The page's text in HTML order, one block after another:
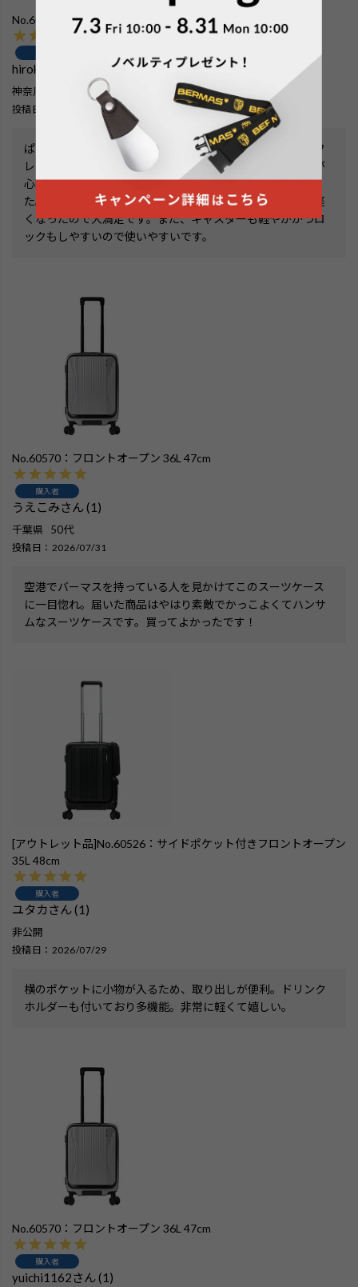
No.60540：ファスナー37L 48cm
hirokin
神奈川県 男性
投稿日 2026/07/31
ぱっと見、これまで使っていた機内持ち込みサイズの他社フ
レーム式のスーツケースよりかなり小さく見えたので容量が
心配でしたが、荷物を積み込んでみると同じだけ入りまし
た。同じだけ入ってサイズが小ぶりになったのと、かなり軽
くなったので大満足です。また、キャスターも軽やかかつロ
ックもしやすいので使いやすいです。
No.60570：フロントオープン 36L 47cm
購入者
うえこみ 1
千葉県 50代
投稿日 2026/07/31
空港でバーマスを持っている人を見かけてこのスーツケース
に一目惚れ。届いた商品はやはり素敵でかっこよくてハンサ
ムなスーツケースです。買ってよかったです！
[アウトレット品]No.60526：サイドポケット付きフロントオープン
35L 48cm
購入者
ユタカ 1
非公開
投稿日 2026/07/29
横のポケットに小物が入るため、取り出しが便利。ドリンク
ホルダーも付いており多機能。非常に軽くて嬉しい。
No.60570：フロントオープン 36L 47cm
購入者
yuichi1162 1